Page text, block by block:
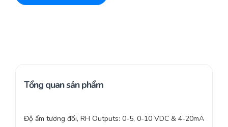
Tổng quan sản phẩm
Độ ẩm tương đối, RH Outputs: 0-5, 0-10 VDC & 4-20mA